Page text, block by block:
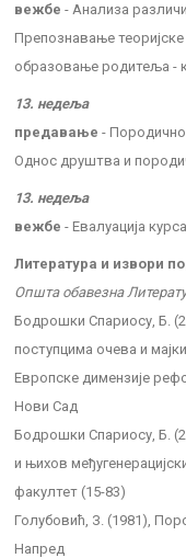
вежбе - Анализа
Препознавање
образовање родитеља -
13. недеља
предавање - Породично
Однос друштва и
13. недеља
вежбе - Евалуација курса
Литература и извори
Општа обавезна
Бодрошки Спариосу, Б.
поступцима очева и
Европске димензије
Нови Сад
Бодрошки Спариосу, Б.
и њихов
факултет (15-83)
Голубовић, З. (1981),
Напред